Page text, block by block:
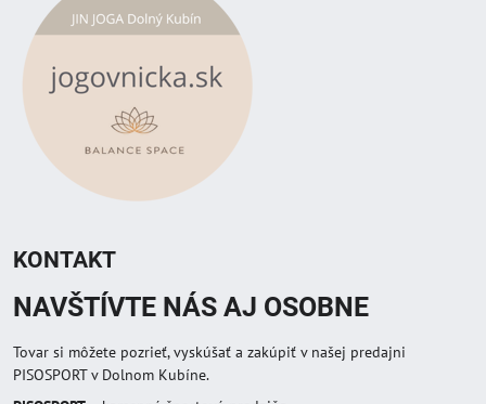
KONTAKT
NAVŠTÍVTE NÁS AJ OSOBNE
Tovar si môžete pozrieť, vyskúšať a zakúpiť v našej predajni
PISOSPORT v Dolnom Kubíne.